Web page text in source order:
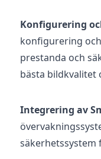
Konfigurering
konfigurering
prestanda och
bästa bildkvalitet
Integrering av